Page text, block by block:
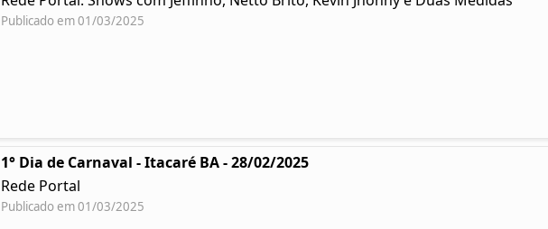
Publicado em 01/03/2025
1° Dia de Carnaval - Itacaré BA - 28/02/2025
Rede Portal
Publicado em 01/03/2025